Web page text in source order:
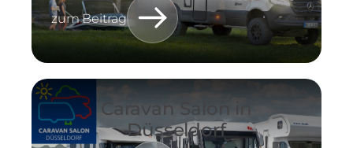
zum Beitrag
Caravan Salon in
Düsseldorf